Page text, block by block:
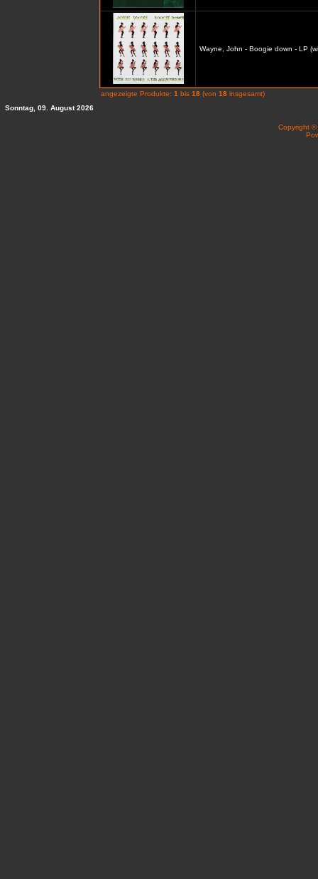
Wayne, John - Boogie down - LP
angezeigte Produkte: 1 bis 18 (von 18 insgesamt)
Sonntag, 09. August 2026
Copyright